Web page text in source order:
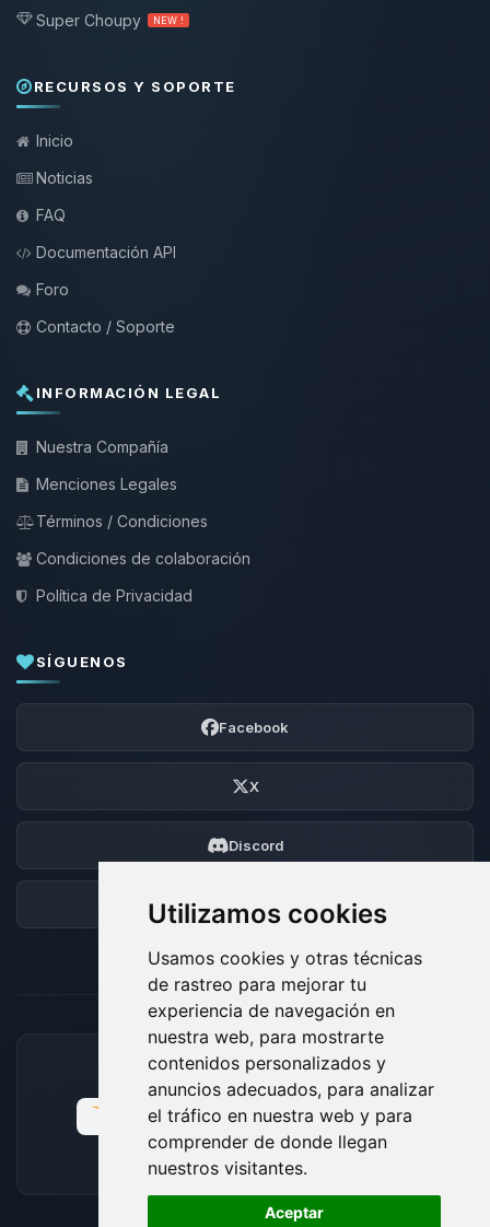
Utilizamos cookies
Usamos cookies y otras técnicas
de rastreo para mejorar tu
experiencia de navegación en
nuestra web, para mostrarte
contenidos personalizados y
anuncios adecuados, para analizar
el tráfico en nuestra web y para
comprender de donde llegan
nuestros visitantes.
Aceptar
Super Choupy NEW !
RECURSOS Y SOPORTE
Inicio
Noticias
FAQ
Documentación API
Foro
Contacto / Soporte
INFORMACIÓN LEGAL
Nuestra Compañía
Menciones Legales
Términos / Condiciones
Condiciones de colaboración
Política de Privacidad
SÍGUENOS
Facebook
X
Discord
Foro
MÉTODOS DE PAGO ACEPTADOS
🍪